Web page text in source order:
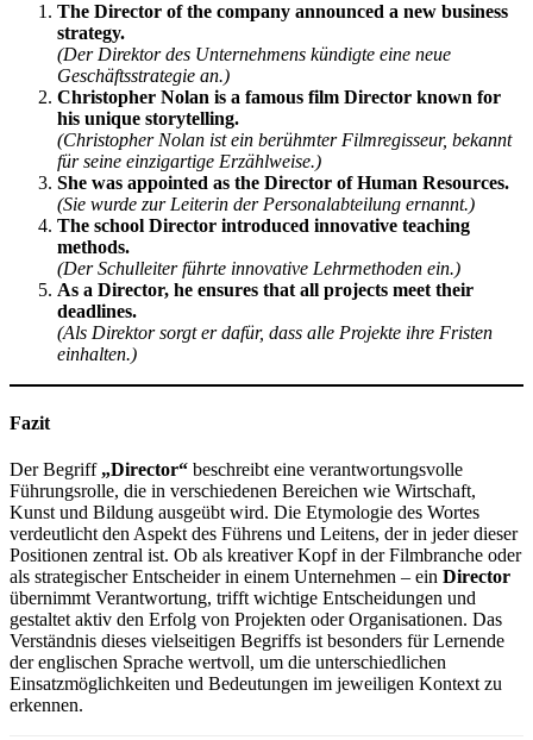
The Director of the company announced a new business
strategy.
(Der Direktor des Unternehmens kündigte eine neue
Geschäftsstrategie an.)
Christopher Nolan is a famous film Director known for
his unique storytelling.
(Christopher Nolan ist ein berühmter Filmregisseur, bekannt
für seine einzigartige Erzählweise.)
She was appointed as the Director of Human Resources.
(Sie wurde zur Leiterin der Personalabteilung ernannt.)
The school Director introduced innovative teaching
methods.
(Der Schulleiter führte innovative Lehrmethoden ein.)
As a Director, he ensures that all projects meet their
deadlines.
(Als Direktor sorgt er dafür, dass alle Projekte ihre Fristen
einhalten.)
Fazit
Der Begriff „Director“ beschreibt eine verantwortungsvolle
Führungsrolle, die in verschiedenen Bereichen wie Wirtschaft,
Kunst und Bildung ausgeübt wird. Die Etymologie des Wortes
verdeutlicht den Aspekt des Führens und Leitens, der in jeder dieser
Positionen zentral ist. Ob als kreativer Kopf in der Filmbranche oder
als strategischer Entscheider in einem Unternehmen – ein Director
übernimmt Verantwortung, trifft wichtige Entscheidungen und
gestaltet aktiv den Erfolg von Projekten oder Organisationen. Das
Verständnis dieses vielseitigen Begriffs ist besonders für Lernende
der englischen Sprache wertvoll, um die unterschiedlichen
Einsatzmöglichkeiten und Bedeutungen im jeweiligen Kontext zu
erkennen.